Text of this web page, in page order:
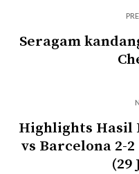
Seragam
Highlights Hasil
vs Barcelona 2-
(29